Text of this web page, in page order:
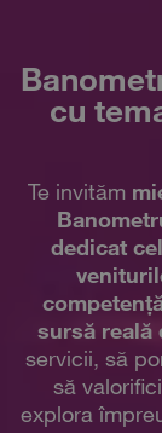
cu
Te invităm
dedicat
sursă reală
servicii, să
să
explora